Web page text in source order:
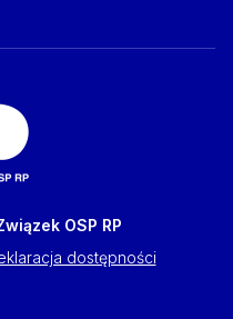
OSP RP
dostępności